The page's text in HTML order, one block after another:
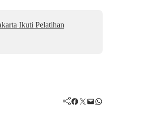
Ikuti Pelatihan
Facebook Twitter Mail WhatsApp